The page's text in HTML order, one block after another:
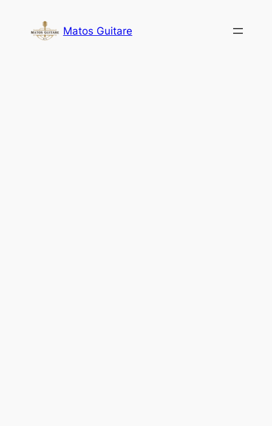
contenu
Matos Guitare